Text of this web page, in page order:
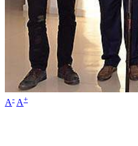
A- A+